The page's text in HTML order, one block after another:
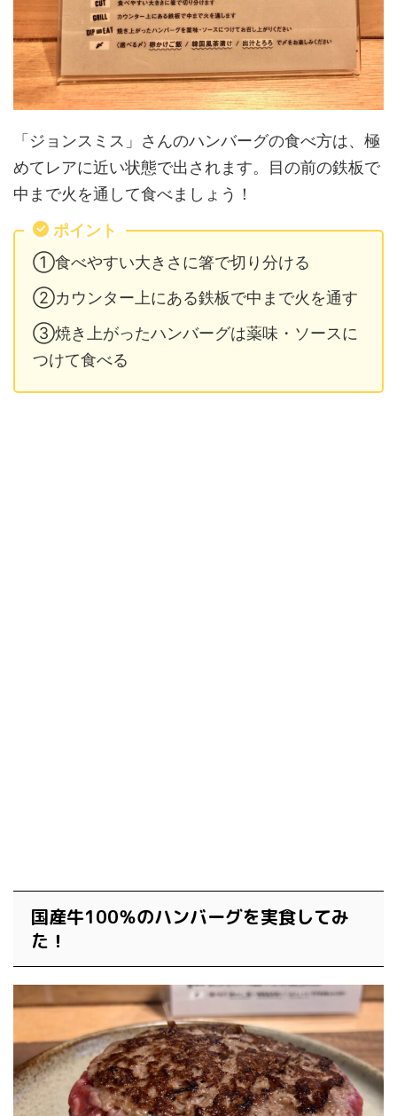
「ジョンスミス」さんのハンバーグの食べ方は、極
めてレアに近い状態で出されます。目の前の鉄板で
中まで火を通して食べましょう！
ポイント
①食べやすい大きさに箸で切り分ける
②カウンター上にある鉄板で中まで火を通す
③焼き上がったハンバーグは薬味・ソースに
つけて食べる
国産牛100％のハンバーグを実食してみ
た！